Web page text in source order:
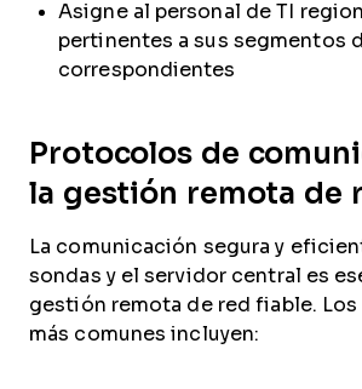
Asigne al personal de TI
pertinentes a sus segmentos
correspondientes
Protocolos de
la gestión remota de
La comunicación segura y
sondas y el servidor central es
gestión remota de red fiable.
más comunes incluyen: